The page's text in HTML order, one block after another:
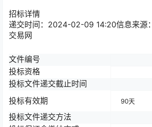
招标详情
递交时间：2024-02-09 14:20信息来源：
交易网
文件编号
投标资格
投标文件递交截止时间
投标有效期
90天
投标文件递交方法